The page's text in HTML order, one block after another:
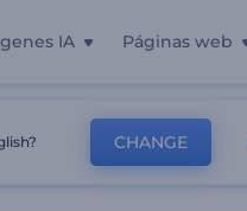
IA Páginas web
Para Bebés
CHANGE